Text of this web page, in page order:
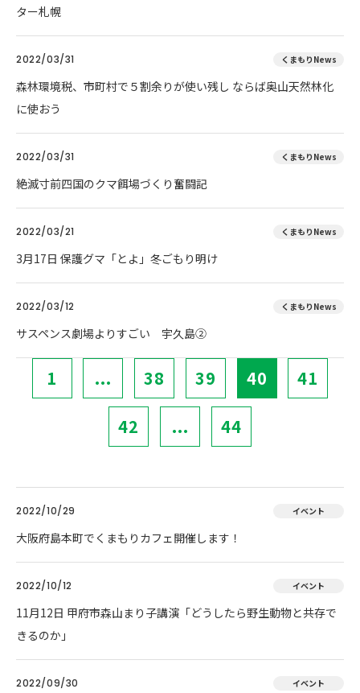
ター札幌
2022/03/31 くまもりNews
森林環境税、市町村で５割余りが使い残し ならば奥山天然林化
に使おう
2022/03/31 くまもりNews
絶滅寸前四国のクマ餌場づくり奮闘記
2022/03/21 くまもりNews
3月17日 保護グマ「とよ」冬ごもり明け
2022/03/12 くまもりNews
サスペンス劇場よりすごい 宇久島②
1 ... 38 39 40 41
42 ... 44
2022/10/29 イベント
大阪府島本町でくまもりカフェ開催します！
2022/10/12 イベント
11月12日 甲府市森山まり子講演「どうしたら野生動物と共存で
きるのか」
2022/09/30 イベント